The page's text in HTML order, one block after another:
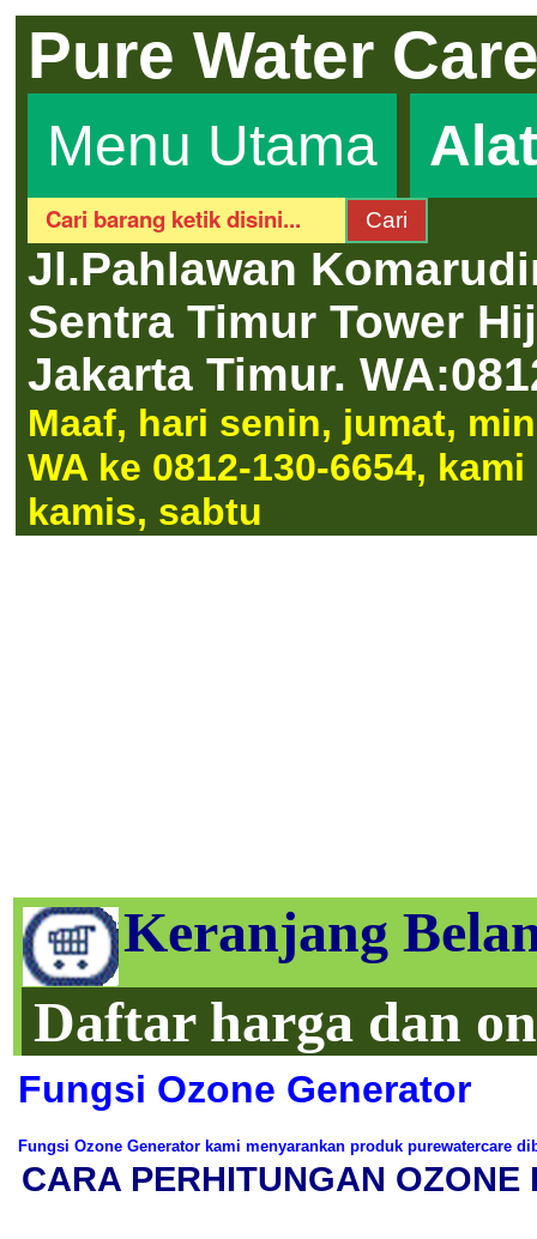
Pure Water
Menu Utama
Jl.Pahlawan
Sentra Timur Tower
Jakarta Timur.
Maaf, hari senin, jumat,
WA ke 0812-130-6654,
kamis, sabtu
Keranjang
Daftar harga dan
Fungsi Ozone Generator
Fungsi Ozone Generator kami menyarankan produk purewatercare
CARA PERHITUNGAN